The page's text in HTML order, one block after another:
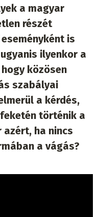
a magyar
részét
is
ilyenkor a
közösen
szabályai
a kérdés,
történik a
ha nincs
a vágás?